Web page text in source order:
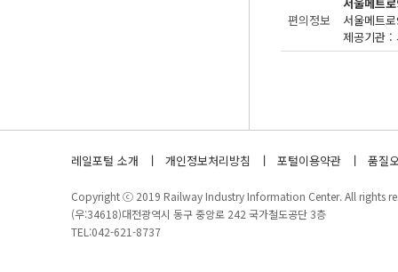
편의정보
제공기관 :
레일포털 소개 개인정보처리방침 포털이용약관 품질
Copyright ⓒ 2019 Railway Industry Information Center. All rights
(우:34618)대전광역시 동구 중앙로 242 국가철도공단 3층
TEL:042-621-8737